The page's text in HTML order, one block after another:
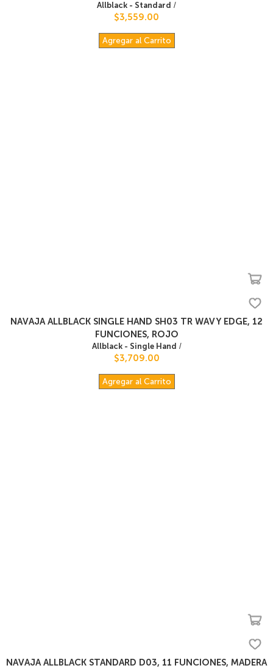
Allblack - Standard /
$3,559.00
Agregar al Carrito
NAVAJA ALLBLACK SINGLE HAND SH03 TR WAVY EDGE, 12
FUNCIONES, ROJO
Allblack - Single Hand /
$3,709.00
Agregar al Carrito
NAVAJA ALLBLACK STANDARD D03, 11 FUNCIONES, MADERA